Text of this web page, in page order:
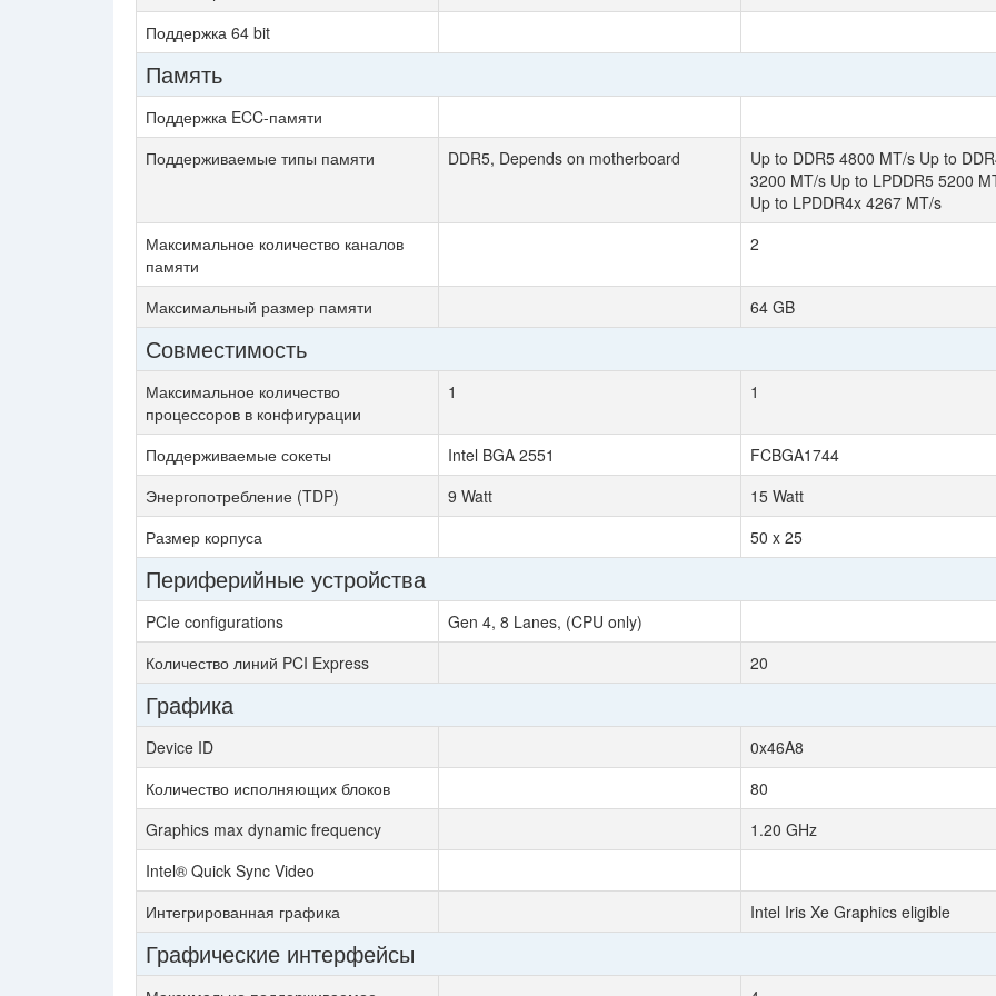
Поддержка 64 bit
Память
Поддержка ECC-памяти
Поддерживаемые типы памяти
DDR5, Depends on motherboard
Up to DDR5 4800 MT/s Up to
3200 MT/s Up to LPDDR5 5200
Up to LPDDR4x 4267 MT/s
Максимальное количество каналов
памяти
2
Максимальный размер памяти 64 GB
Совместимость
Максимальное количество
процессоров в конфигурации
1 1
Поддерживаемые сокеты Intel BGA 2551
FCBGA1744
Энергопотребление (TDP)
9 Watt
15 Watt
Размер корпуса
50 x 25
Периферийные устройства
PCIe configurations
Gen 4, 8 Lanes, (CPU only)
Количество линий PCI Express
20
Графика
Device ID
0x46A8
Количество исполняющих блоков
80
Graphics max dynamic frequency
1.20 GHz
Intel® Quick Sync Video
Интегрированная графика
Intel Iris Xe Graphics eligible
Графические интерфейсы